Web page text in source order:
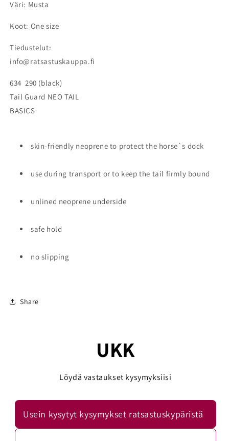
Väri: Musta
Koot: One size
Tiedustelut:
info@ratsastuskauppa.fi
634 290 (black)
Tail Guard NEO TAIL
BASICS
skin-friendly neoprene to protect the horse`s dock
use during transport or to keep the tail firmly bound
unlined neoprene underside
safe hold
no slipping
Share
UKK
Löydä vastaukset kysymyksiisi
Usein kysytyt kysymykset ratsastuskypäristä